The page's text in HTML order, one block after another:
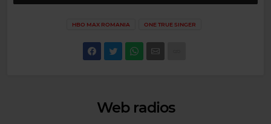
HBO MAX ROMANIA ONE TRUE SINGER
Web radios